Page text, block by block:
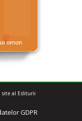
site al Editurii
GDPR